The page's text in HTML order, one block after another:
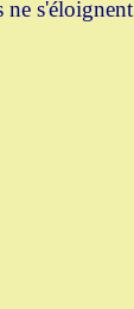
ne s'éloignent